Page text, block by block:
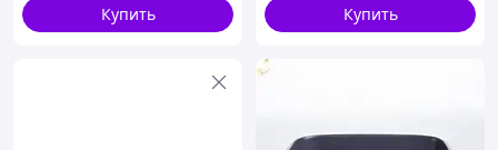
Купить
Купить